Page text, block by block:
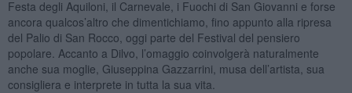
Festa degli Aquiloni, il Carnevale, i Fuochi di San Giovanni e forse
ancora qualcos’altro che dimentichiamo, fino appunto alla ripresa
del Palio di San Rocco, oggi parte del Festival del pensiero
popolare. Accanto a Dilvo, l’omaggio coinvolgerà naturalmente
anche sua moglie, Giuseppina Gazzarrini, musa dell’artista, sua
consigliera e interprete in tutta la sua vita.